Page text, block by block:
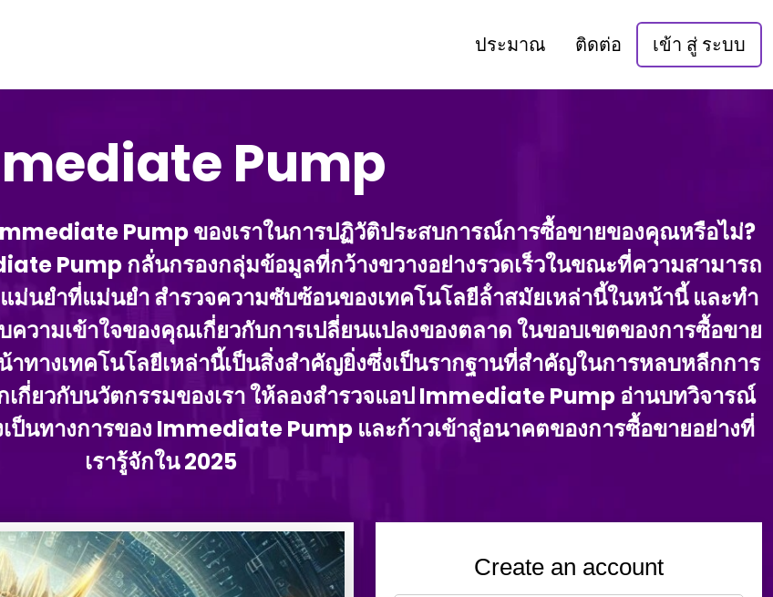
ประมาณ ติดต่อ เข้า สู่ ระบบ
Pump
Pump ของเราในการปฏิวัติประสบการณ์การซื้อขายของคุณหรือไม่?
Pump กลั่นกรองกลุ่มข้อมูลที่กว้างขวางอย่างรวดเร็วในขณะที่ความสามารถ
นยําที่แม่นยํา สํารวจความซับซ้อนของเทคโนโลยีล้ําสมัยเหล่านี้ในหน้านี้ และทํา
ความเข้าใจของคุณเกี่ยวกับการเปลี่ยนแปลงของตลาด ในขอบเขตของการซื้อขาย
ทางเทคโนโลยีเหล่านี้เป็นสิ่งสําคัญยิ่งซึ่งเป็นรากฐานที่สําคัญในการหลบหลีกการ
กี่ยวกับนวัตกรรมของเรา ให้ลองสํารวจแอป Immediate Pump อ่านบทวิจารณ์
นทางการของ Immediate Pump และก้าวเข้าสู่อนาคตของการซื้อขายอย่างที่
เรารู้จักใน 2025